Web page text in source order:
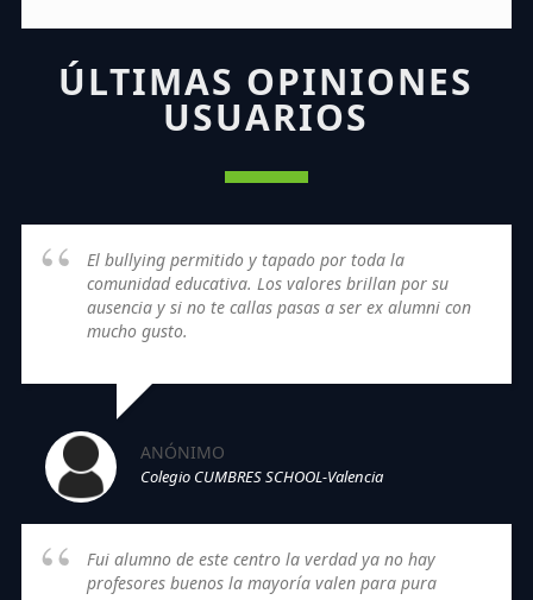
ÚLTIMAS OPINIONES
USUARIOS
El bullying permitido y tapado por toda la
comunidad educativa. Los valores brillan por su
ausencia y si no te callas pasas a ser ex alumni con
mucho gusto.
ANÓNIMO
Colegio CUMBRES SCHOOL-Valencia
Fui alumno de este centro la verdad ya no hay
profesores buenos la mayoría valen para pura